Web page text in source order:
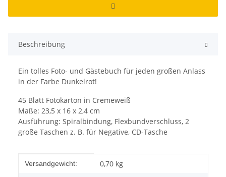
Beschreibung
Ein tolles Foto- und Gästebuch für jeden großen Anlass
in der Farbe Dunkelrot!
45 Blatt Fotokarton in Cremeweiß
Maße: 23,5 x 16 x 2,4 cm
Ausführung: Spiralbindung, Flexbundverschluss, 2
große Taschen z. B. für Negative, CD-Tasche
Produkteigenschaft
Wert
Versandgewicht: 0,70 kg